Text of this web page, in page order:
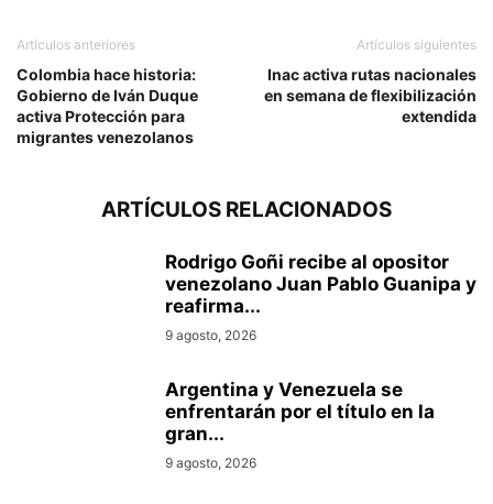
Artículos anteriores
Colombia hace historia:
Gobierno de Iván Duque
activa Protección para
migrantes venezolanos
Artículos siguientes
Inac activa rutas nacionales
en semana de flexibilización
extendida
ARTÍCULOS RELACIONADOS
Rodrigo Goñi recibe al opositor
venezolano Juan Pablo Guanipa y
reafirma...
9 agosto, 2026
Argentina y Venezuela se
enfrentarán por el título en la
gran...
9 agosto, 2026